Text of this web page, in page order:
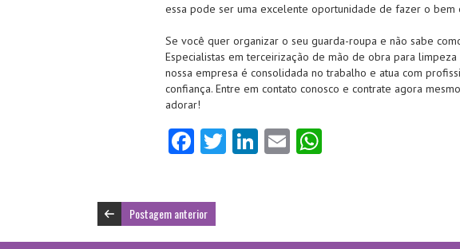
essa pode ser uma excelente oportunidade de fazer o bem
Se você quer organizar o seu guarda-roupa e não sabe
Especialistas em terceirização de mão de obra para
nossa empresa é consolidada no trabalho e atua com
confiança. Entre em contato conosco e contrate agora
adorar!
Fa
o
T Li E
Postagem anterior